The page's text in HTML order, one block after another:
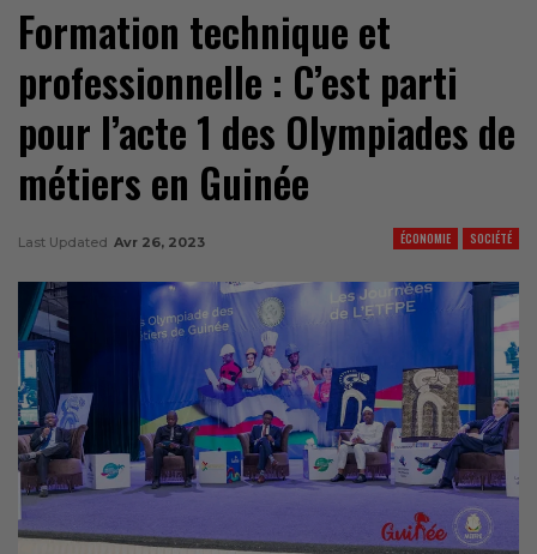
Formation technique et
professionnelle : C’est parti
pour l’acte 1 des Olympiades de
métiers en Guinée
ÉCONOMIE SOCIÉTÉ
Last Updated Avr 26, 2023